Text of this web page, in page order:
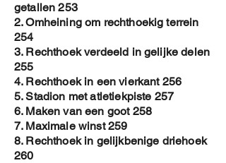
getallen 253
2. Omheining om rechthoekig terrein
254
3. Rechthoek verdeeld in gelijke delen
255
4. Rechthoek in een vierkant 256
5. Stadion met atletiekpiste 257
6. Maken van een goot 258
7. Maximale winst 259
8. Rechthoek in gelijkbenige driehoek
260